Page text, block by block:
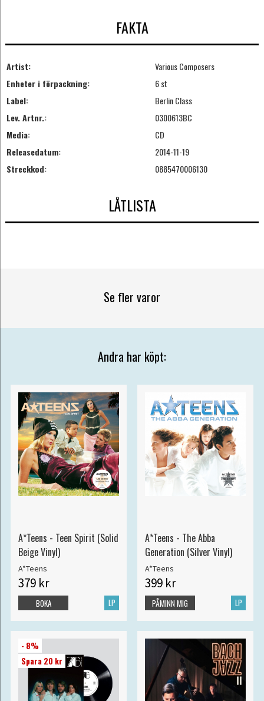
FAKTA
Artist:
Various Composers
Enheter i förpackning:
6 st
Label:
Berlin Class
Lev. Artnr.:
0300613BC
Media:
CD
Releasedatum:
2014-11-19
Streckkod:
0885470006130
LÅTLISTA
Se fler varor
Andra har köpt:
A*Teens - Teen Spirit (Solid
Beige Vinyl)
A*Teens
379 kr
LP
BOKA
A*Teens - The Abba
Generation (Silver Vinyl)
A*Teens
399 kr
LP
PÅMINN MIG
- 8%
Spara 20 kr